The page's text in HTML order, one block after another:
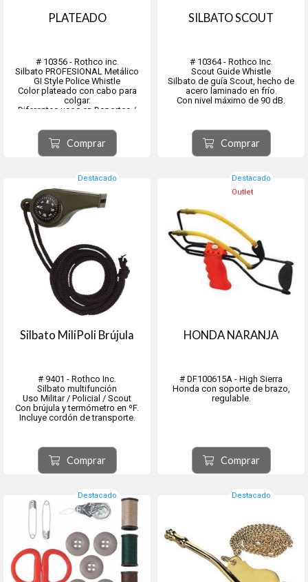
PLATEADO
# 10356 - Rothco inc.
Silbato PROFESIONAL Metálico
GI Style Police Whistle
Color plateado con cabo para
colgar.
Diferentes usos en Deportes /
Comprar
SILBATO SCOUT
# 10364 - Rothco Inc.
Scout Guide Whistle
Silbato de guía Scout, hecho de
acero laminado en frío.
Con nivel máximo de 90 dB.
Comprar
Destacado
Silbato MiliPoli Brújula
# 9401 - Rothco Inc.
Silbato multifunción
Uso Militar / Policial / Scout
Con brújula y termómetro en ºF.
Incluye cordón de transporte.
Comprar
Destacado
Outlet
HONDA NARANJA
# DF100615A - High Sierra
Honda con soporte de brazo,
regulable.
Comprar
Destacado Destacado